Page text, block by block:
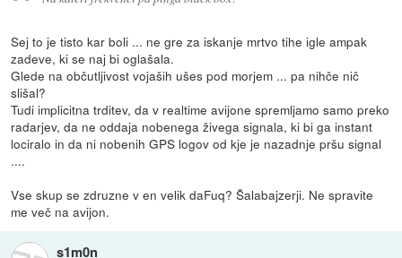
Sej to je tisto kar boli ... ne gre za iskanje mrtvo tihe igle ampak
zadeve, ki se naj bi oglašala.
Glede na občutljivost vojaših ušes pod morjem ... pa nihče nič
slišal?
Tudi implicitna trditev, da v realtime avijone spremljamo samo preko
radarjev, da ne oddaja nobenega živega signala, ki bi ga instant
lociralo in da ni nobenih GPS logov od kje je nazadnje pršu signal
....
Vse skup se zdruzne v en velik daFuq? Šalabajzerji. Ne spravite
me več na avijon.
s1m0n